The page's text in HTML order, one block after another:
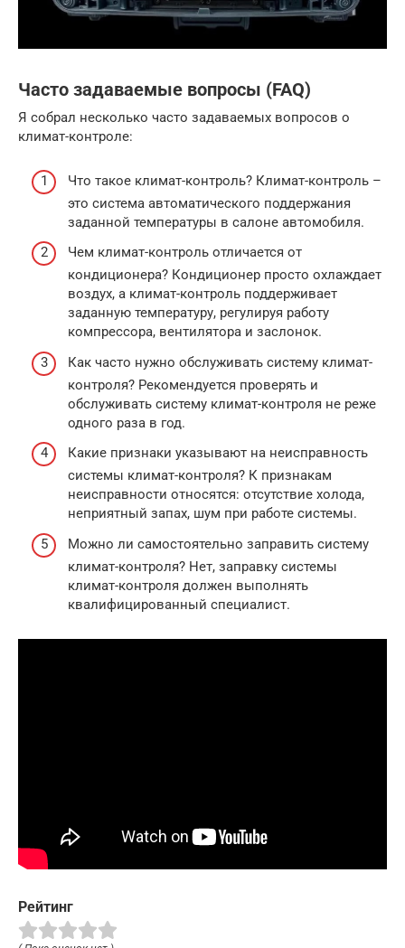
Часто задаваемые вопросы (FAQ)
Я собрал несколько часто задаваемых вопросов о
климат-контроле:
Что такое климат-контроль? Климат-контроль –
это система автоматического поддержания
заданной температуры в салоне автомобиля.
Чем климат-контроль отличается от
кондиционера? Кондиционер просто охлаждает
воздух, а климат-контроль поддерживает
заданную температуру, регулируя работу
компрессора, вентилятора и заслонок.
Как часто нужно обслуживать систему климат-
контроля? Рекомендуется проверять и
обслуживать систему климат-контроля не реже
одного раза в год.
Какие признаки указывают на неисправность
системы климат-контроля? К признакам
неисправности относятся: отсутствие холода,
неприятный запах, шум при работе системы.
Можно ли самостоятельно заправить систему
климат-контроля? Нет, заправку системы
климат-контроля должен выполнять
квалифицированный специалист.
Рейтинг